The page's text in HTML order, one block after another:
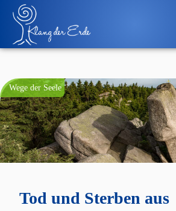
Wege der Seele
Tod und Sterben aus